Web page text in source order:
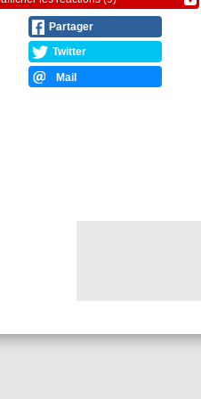
Partager
Twitter
Mail